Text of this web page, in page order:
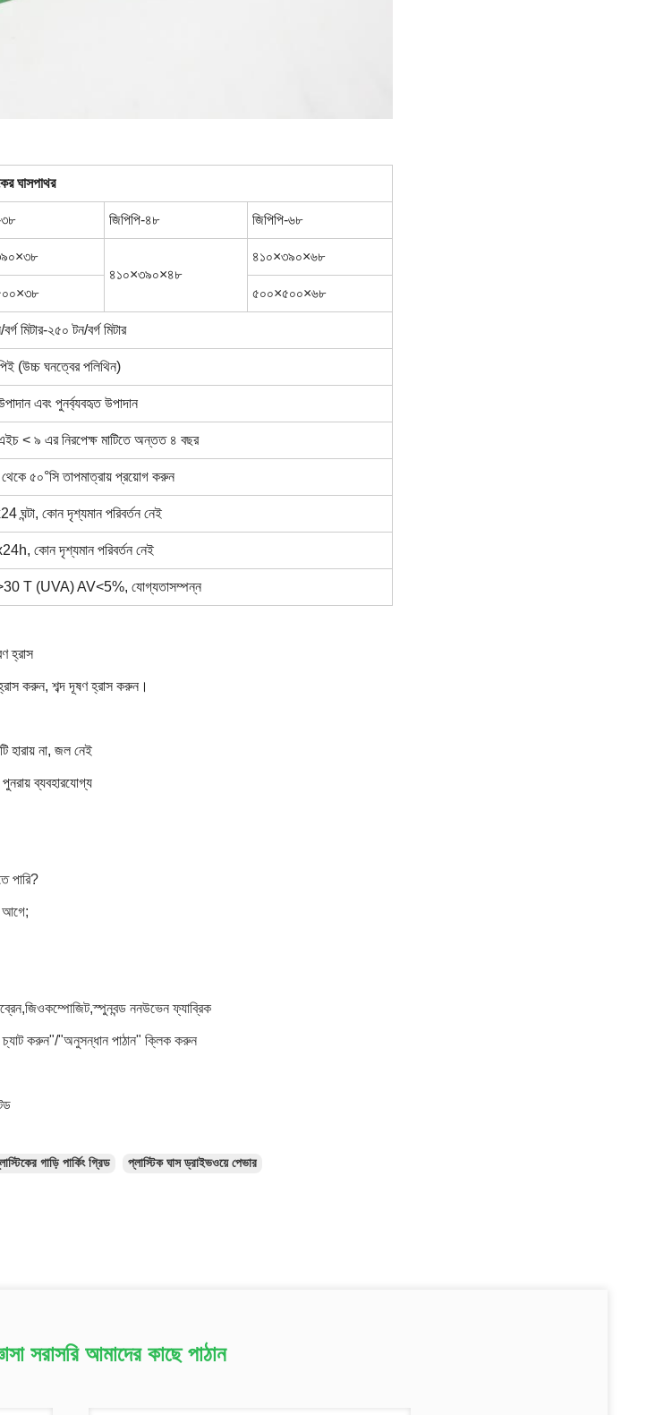
ঘাসপাথর
৩৮ জিপিপি-৪৮ জিপিপি-৬৮
৪১০×৩৯০×৪৮
৪১০×৩৯০×৬৮
৫০০×৫০০×৬৮
মিটার-২৫০ টন/বর্গ মিটার
(উচ্চ ঘনত্বের পলিথিন)
এবং পুনর্ব্যবহৃত উপাদান
< ৯ এর নিরপেক্ষ মাটিতে অন্তত ৪ বছর
৫০°সি তাপমাত্রায় প্রয়োগ করুন
ঘন্টা, কোন দৃশ্যমান পরিবর্তন নেই
কোন দৃশ্যমান পরিবর্তন নেই
T (UVA) AV<5%, যোগ্যতাসম্পন্ন
হ্রাস
করুন, শব্দ দূষণ হ্রাস করুন।
হারায় না, জল নেই
ব্যবহারযোগ্য
পারি?
আগে;
ননউভেন ফ্যাব্রিক
চ্যাট করুন"/"অনুসন্ধান পাঠান" ক্লিক করুন
গাড়ি পার্কিং গ্রিড প্লাস্টিক ঘাস ড্রাইভওয়ে পেভার
সরাসরি আমাদের কাছে পাঠান